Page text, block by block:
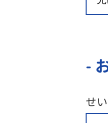
-
せい